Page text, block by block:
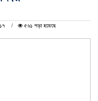
৫৬১ পড়া হয়েছে